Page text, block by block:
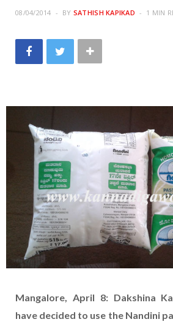
08/04/2014 BY SATHISH KAPIKAD 1 MIN
Mangalore, April 8: Dakshina
have decided to use the Nandini